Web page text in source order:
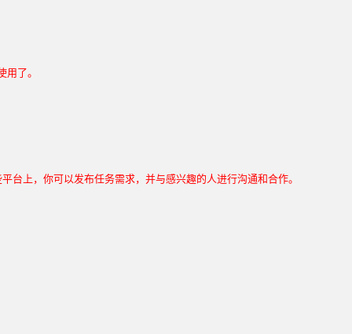
了。
上，你可以发布任务需求，并与感兴趣的人进行沟通和合作。